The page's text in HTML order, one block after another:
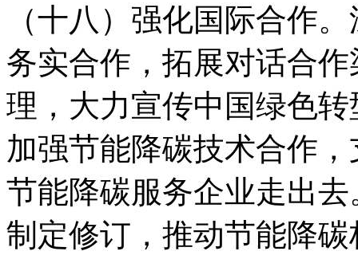
（十八）强化国际合作
务实合作，拓展对话合
理，大力宣传中国绿色
加强节能降碳技术合作
节能降碳服务企业走出
制定修订，推动节能降